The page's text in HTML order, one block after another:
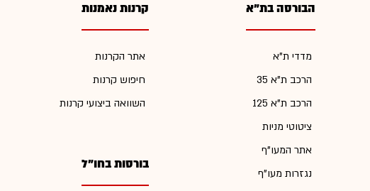
הבורסה בת"א
מדדי ת"א
הרכב ת"א 35
הרכב ת"א 125
ציטוטי מניות
אתר המעו"ף
נגזרות מעו"ף
קרנות נאמנות
אתר הקרנות
חיפוש קרנות
השוואה ביצועי קרנות
בורסות בחו"ל